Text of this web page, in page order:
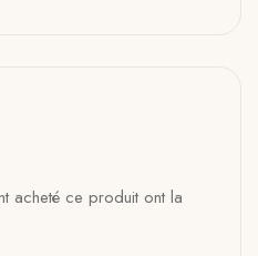
acheté ce produit ont la